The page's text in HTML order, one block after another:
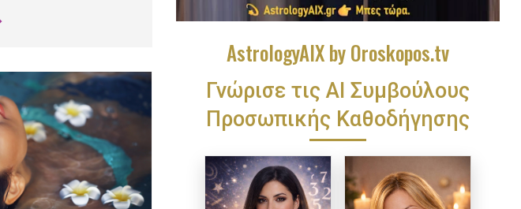
AstrologyAIX by Oroskopos.tv
Γνώρισε τις ΑΙ Συμβούλους
Προσωπικής Καθοδήγησης